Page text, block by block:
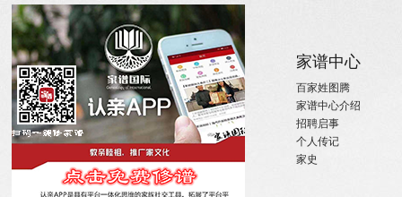
关于
关于国际家谱
关于我们
招聘启事
实习机会
微信订阅
家族新闻
姓氏新闻
国内政策
宗亲活动
姓氏大事记
寻亲咨询
家谱中心
百家姓图腾
家谱中心介绍
招聘启事
个人传记
家史